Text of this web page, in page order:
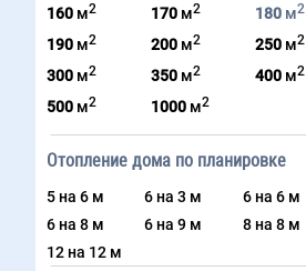
160 м2
190 м2
300 м2
500 м2
170 м2
200 м2
350 м2
1000 м2
180 м2
250 м2
400 м2
Отопление дома по планировке
5 на 6 м 6 на 3 м
6 на 6 м
6 на 8 м
6 на 9 м
8 на 8 м
12 на 12 м